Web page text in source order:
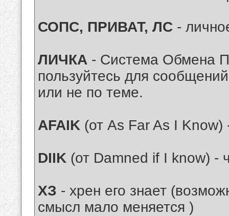
СОПС, ПРИВАТ, ЛС -
ЛИЧКА - Система Обмена
пользуйтесь для
или не по теме.
AFAIK (от As Far As I Know)
DIIK (от Damned if I know) -
ХЗ - хрен его знает
смысл мало меняется )